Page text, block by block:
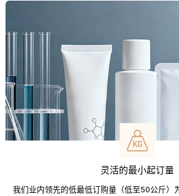
灵活的最小起订量
我们业内领先的低最低订购量（低至50公斤）